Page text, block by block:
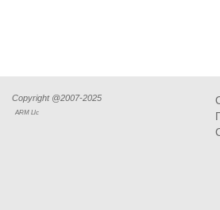
Copyright @2007-2025
ARM Llc